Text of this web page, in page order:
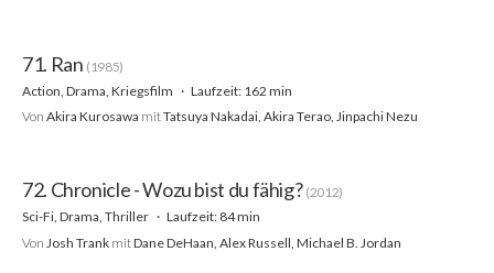
71. Ran (1985)
Action, Drama, Kriegsfilm
Laufzeit: 162 min
Von Akira Kurosawa mitTatsuya Nakadai, Akira Terao, Jinpachi Nezu
72. Chronicle - Wozu bist du fähig? (2012)
Sci-Fi, Drama, Thriller
Laufzeit: 84 min
Von Josh Trank mitDane DeHaan, Alex Russell, Michael B. Jordan